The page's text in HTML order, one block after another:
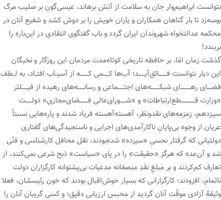
نتوانست ابراهیم‌وار جان به سلامت از آتش برهاند، عیسی‌گون بر صلیب مرگ
بوسه‌زد تا بار گناهان همکاران و یاران خویش را بر دوش کشد و شفیع آنان در
محکمه عدالتخواه شهروندان ایران گردد و باب گفتگوی انتقادی در این‌باره را
بربندد!
گذشت زمان امّا، بر حافظه تاریخی کوتاه‌مدت مردمان این روزگار و نخبگان
این دیار نتوانست فــــــــائق‌آیــــــد؛ آب‌ها کــــــمی کــــــــه از آسیــاب افتــاد، به لــطف
فضــــای رهــــــــــای شبکــــــــه‌های اجتــــــماعی و رسانــــــه‌های رهیده از فیــــــلتر
«وزارت قــــــــــــــطع‌ارتباطات» و «شــــــورای‌عالی فــــــــضای‌مجازیِ» دولــــــت
سیـزدهم، زمزمه‌های نقدونظر، آهسته‌آهسته فریاد شدند و پاره‌هایی نسبتاً
عریان از وجوه بی‌پایانِ ناکارآمدی‌های اجرایی و ناسنجیدگی‌های گفتاری
دولتیانی که گرفتار نحسیِ «سیزده» شده‌بودند، نقل محافل کارشناسی و فنّی
شد و آن‌عده‌ که هرگز «حقیقت» را در پای «سیاست» ذبح شرعی نمی‌کنند، از
تعارف کم‌کردند و بر مَبلغِ نقدِ منصفانه مدعیات بی‌پشتوانه کارگزاران دولت
ناتمام، افزودند؛ کارگزارانی که بسیار خوش‌اقبال بودند که خون رئیسشان، فعلا
وثیقۀ آزادی موقّت آنان گردید از محبس ارزیابی دقیق؛‌ و کسی گریبان آنان را